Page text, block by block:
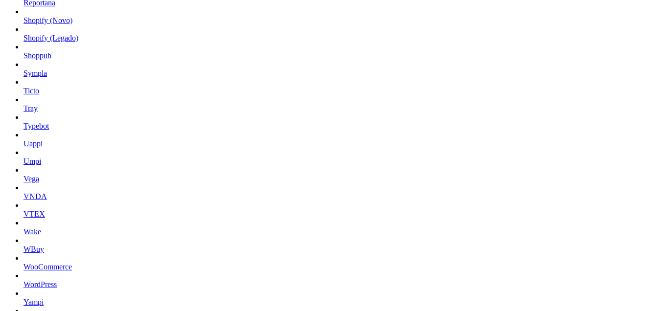
Reportana
Shopify (Novo)
Shopify (Legado)
Shoppub
Sympla
Ticto
Tray
Typebot
Uappi
Umpi
Vega
VNDA
VTEX
Wake
WBuy
WooCommerce
WordPress
Yampi